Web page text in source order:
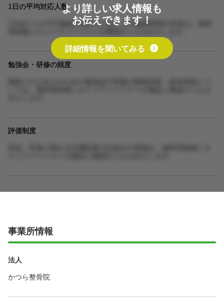
1日の平均対応人数
1日あたりの平均施術人数や1人あたりの施術時間の目安は、無料
勉強会・研修の頻度
評価制度
より詳しい求人情報も
お伝えできます！
詳細情報を聞いてみる
事業所情報
法人
かつら整骨院